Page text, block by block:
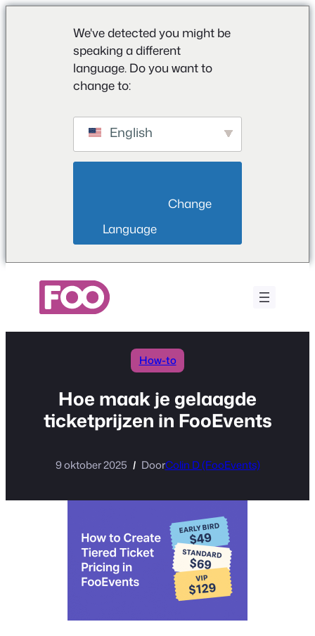
We've detected you might be
speaking a different
language. Do you want to
change to:
English
Language
How-to
Hoe maak je gelaagde
ticketprijzen in FooEvents
9 oktober 2025 DoorColin D (FooEvents)